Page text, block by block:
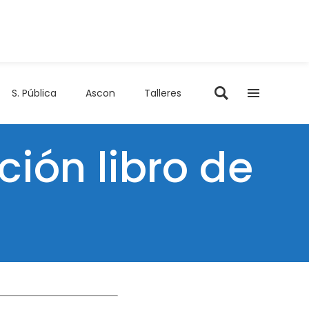
S. Pública Ascon Talleres
libro de